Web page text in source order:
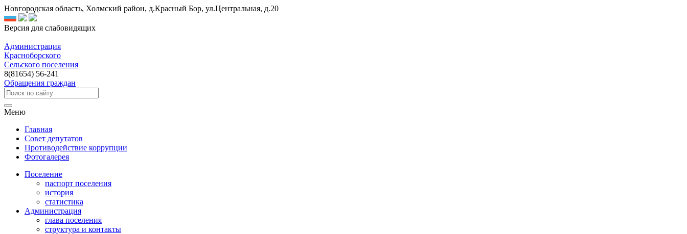
Новгородская область, Холмский район, д.Красный Бор, ул.Центральная, д.20
Версия для слабовидящих
Администрация
Красноборского
Сельского поселения
8(81654) 56-241
Обращения граждан
Меню
Главная
Совет депутатов
Противодействие коррупции
Фотогалерея
Поселение
паспорт поселения
история
статистика
Администрация
глава поселения
структура и контакты